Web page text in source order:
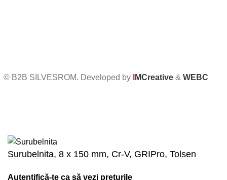
© B2B SILVESROM. Developed by MCreative &WEBC
Surubelnita, 8 x 150 mm, Cr-V, GRIPro, Tolsen